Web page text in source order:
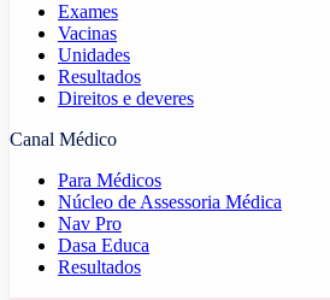
Exames
Vacinas
Unidades
Resultados
Direitos e deveres
Canal Médico
Para Médicos
Núcleo de Assessoria Médica
Nav Pro
Dasa Educa
Resultados